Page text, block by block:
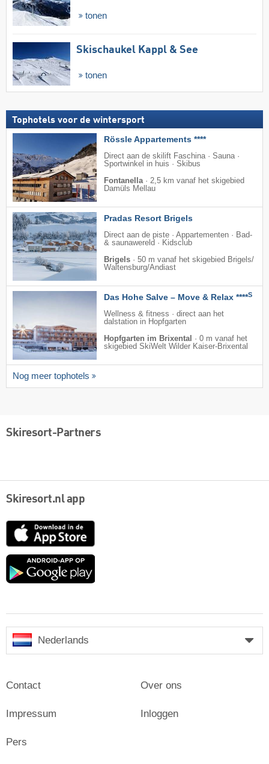
tonen
Skischaukel Kappl & See
tonen
Tophotels voor de wintersport
Rössle Appartements ****
Direct aan de skilift Faschina · Sauna ·
Sportwinkel in huis · Skibus
Fontanella · 2,5 km vanaf het skigebied
Damüls Mellau
Pradas Resort Brigels
Direct aan de piste · Appartementen · Bad-
& saunawereld · Kidsclub
Brigels · 50 m vanaf het skigebied Brigels/​
Waltensburg/​Andiast
Das Hohe Salve – Move & Relax ****S
Wellness & fitness · direct aan het
dalstation in Hopfgarten
Hopfgarten im Brixental · 0 m vanaf het
skigebied SkiWelt Wilder Kaiser-Brixental
Nog meer tophotels
Skiresort-Partners
Skiresort.nl app
App
Google
Nederlands
Contact
Impressum
Pers
Over ons
Inloggen